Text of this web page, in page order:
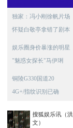
独家：冯小刚徐帆片场
怀疑白敬亭拿错了剧本
娱乐圈身价暴涨的明星
"魅惑女探长"马伊琍
铜陵G330国道20
4G+/指纹识别已确
搜狐娱乐讯（
文）